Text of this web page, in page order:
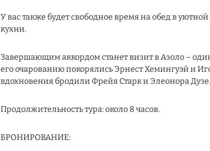
У вас также будет свободное время на обед в
кухни.
Завершающим аккордом станет визит в Азоло –
его очарованию покорялись Эрнест Хемингуэй и
вдохновения бродили Фрейя Старк и Элеонора Дузе.
Продолжительность тура: около 8 часов.
БРОНИРОВАНИЕ: